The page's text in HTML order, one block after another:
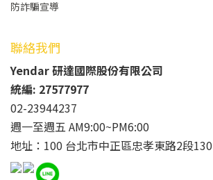
防詐騙宣導
聯絡我們
Yendar 研達國際股份有限公司
統編: 27577977
02-23944237
週一至週五 AM9:00~PM6:00
地址：100 台北市中正區忠孝東路2段